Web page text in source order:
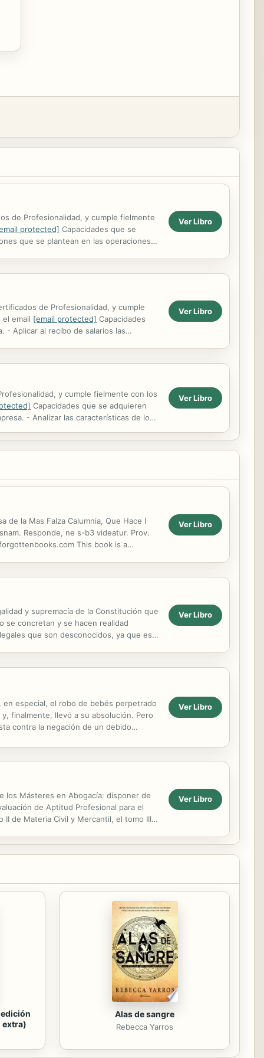
de Profesionalidad, y cumple fielmente
protected] Capacidades que se
que se plantean en las operaciones
Ver Libro
de Profesionalidad, y cumple
email [email protected] Capacidades
- Aplicar al recibo de salarios las
Ver Libro
y cumple fielmente con los
Capacidades que se adquieren
- Analizar las características de los
Ver Libro
de la Mas Falza Calumnia, Que Hace l
Responde, ne s-b3 videatur. Prov.
This book is a
Ver Libro
y supremacía de la Constitución que
se concretan y se hacen realidad
que son desconocidos, ya que esta
Ver Libro
especial, el robo de bebés perpetrado
finalmente, llevó a su absolución. Pero
contra la negación de un debido
Ver Libro
los Másteres en Abogacía: disponer de
de Aptitud Profesional para el
de Materia Civil y Mercantil, el tomo III
Ver Libro
extra)
Alas de sangre
Rebecca Yarros